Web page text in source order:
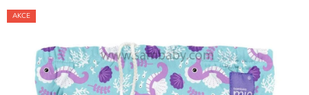
produktu
AKCE